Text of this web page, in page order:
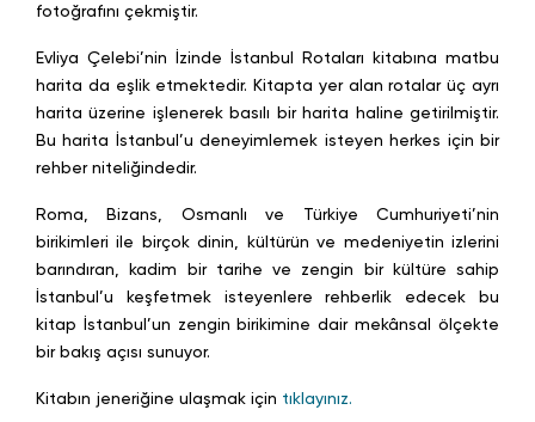
fotoğrafını çekmiştir.
Evliya Çelebi’nin İzinde İstanbul Rotaları kitabına matbu
harita da eşlik etmektedir. Kitapta yer alan rotalar üç ayrı
harita üzerine işlenerek basılı bir harita haline getirilmiştir.
Bu harita İstanbul’u deneyimlemek isteyen herkes için bir
rehber niteliğindedir.
Roma, Bizans, Osmanlı ve Türkiye Cumhuriyeti’nin
birikimleri ile birçok dinin, kültürün ve medeniyetin izlerini
barındıran, kadim bir tarihe ve zengin bir kültüre sahip
İstanbul’u keşfetmek isteyenlere rehberlik edecek bu
kitap İstanbul’un zengin birikimine dair mekânsal ölçekte
bir bakış açısı sunuyor.
Kitabın jeneriğine ulaşmak için tıklayınız.